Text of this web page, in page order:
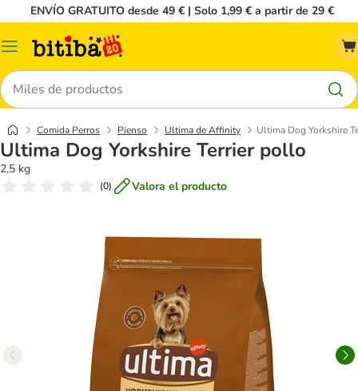
ENVÍO GRATUITO desde 49 € | Solo 1,99 € a partir de 29 €
Menú
Buscar
Comida Perros Pienso Ultima de Affinity Ultima Dog Yorkshire
Ultima Dog Yorkshire Terrier pollo
2,5 kg
(0) Valora el producto